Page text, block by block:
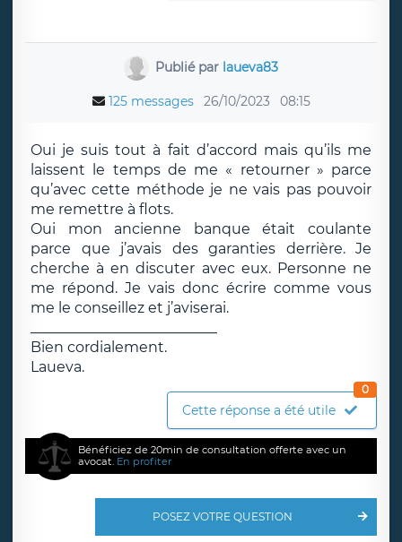
Publié par laueva83
125 messages 26/10/2023 08:15
Oui je suis tout à fait d’accord mais qu’ils me
laissent le temps de me « retourner » parce
qu’avec cette méthode je ne vais pas pouvoir
me remettre à flots.
Oui mon ancienne banque était coulante
parce que j’avais des garanties derrière. Je
cherche à en discuter avec eux. Personne ne
me répond. Je vais donc écrire comme vous
me le conseillez et j’aviserai.
Bien cordialement.
Laueva.
Cette réponse a été utile
0
Bénéficiez de 20min de consultation offerte avec un
avocat. En profiter
POSEZ VOTRE QUESTION